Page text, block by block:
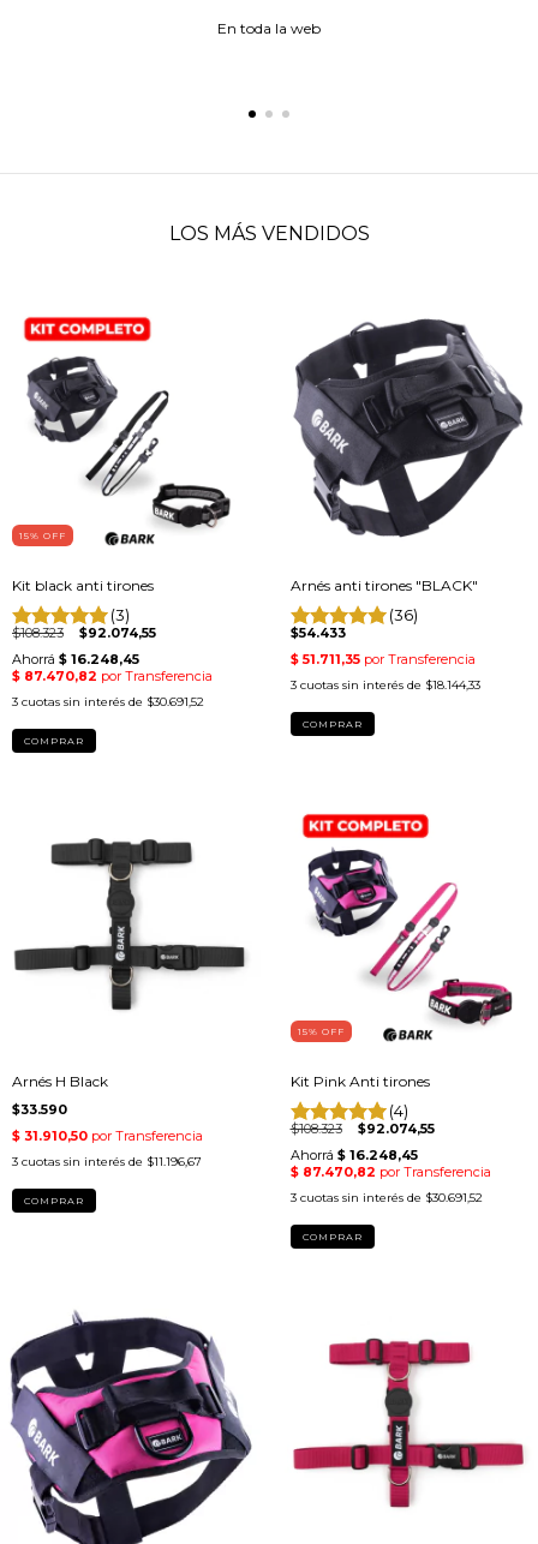
En toda la web
LOS MÁS VENDIDOS
15% OFF
Kit black anti tirones
(3)
$108.323 $92.074,55
3 cuotas sin interés de $30.691,52
COMPRAR
Arnés anti tirones "BLACK"
(36)
$54.433
3 cuotas sin interés de $18.144,33
COMPRAR
Arnés H Black
$33.590
3 cuotas sin interés de $11.196,67
COMPRAR
15% OFF
Kit Pink Anti tirones
(4)
$108.323 $92.074,55
3 cuotas sin interés de $30.691,52
COMPRAR